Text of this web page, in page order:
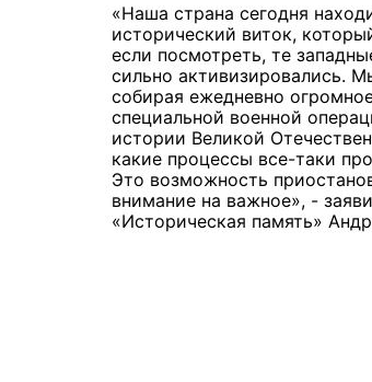
«Наша страна сегодня
исторический виток,
если посмотреть, те
сильно активизировались.
собирая ежедневно
специальной военной
истории Великой
какие процессы все-таки
Это возможность
внимание на важное», -
«Историческая память»